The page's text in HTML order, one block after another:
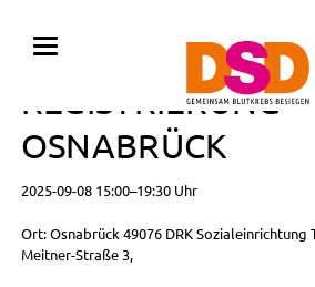
BLUTSPENDE MIT
REGISTRIERUNG •
OSNABRÜCK
2025-09-08 15:00–19:30 Uhr
Ort: Osnabrück 49076 DRK Sozialeinrichtung
Meitner-Straße 3,